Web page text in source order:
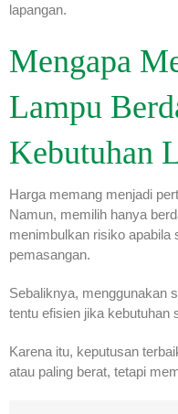
lapangan.
Mengapa
Lampu
Kebutuhan
Harga memang menjadi
Namun, memilih hanya
menimbulkan risiko apabila
pemasangan.
Sebaliknya, menggunakan
tentu efisien jika kebutuhan
Karena itu, keputusan
atau paling berat, tetapi